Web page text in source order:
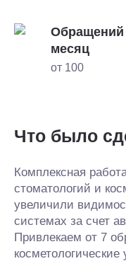
Обращений
месяц
от 100
Что было
Комплексная
стоматологий и
увеличили
системах за счет
Привлекаем от 7
косметологические